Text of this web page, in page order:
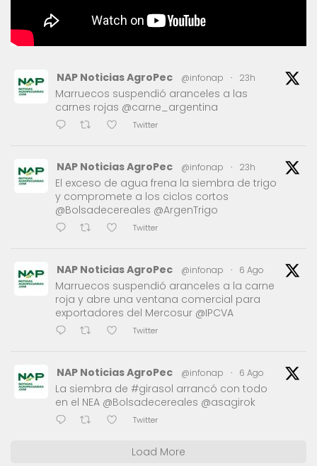
NAP Noticias AgroPec @infonap · 23h
Marruecos suspendió aranceles a las
carnes rojas @carne_argentina
Twitter
NAP Noticias AgroPec @infonap · 23h
El exceso de agua frena la siembra de trigo
y compromete a los ciclos cortos
@Bolsadecereales @ArgenTrigo
Twitter
NAP Noticias AgroPec @infonap · 6 Ago
Marruecos suspendió aranceles a la carne
roja y abre una ventana comercial para
exportadores del Mercosur @IPCVA
Twitter
NAP Noticias AgroPec @infonap · 6 Ago
La siembra de #girasol arrancó con todo
en el NEA @Bolsadecereales @asagirok
Twitter
Load More